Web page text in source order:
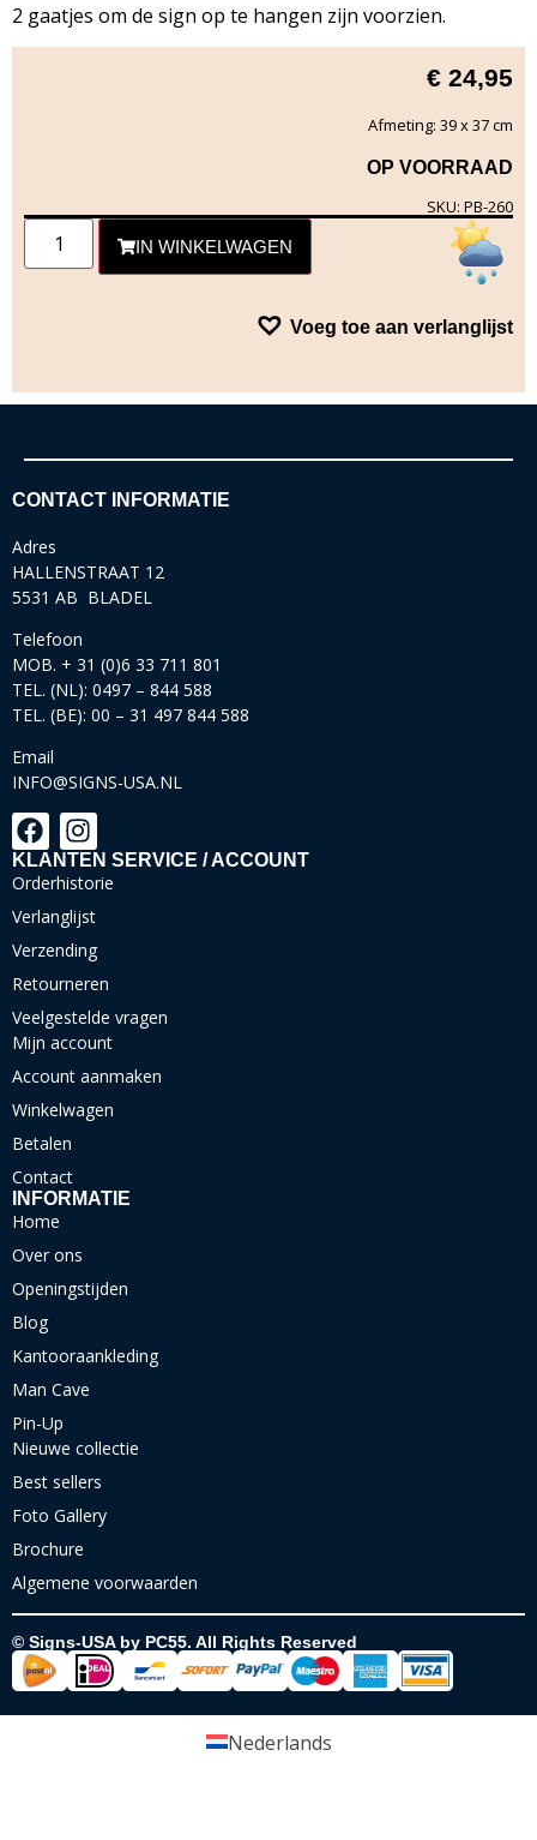
2 gaatjes om de sign op te hangen zijn voorzien.
€ 24,95
Afmeting: 39 x 37 cm
OP VOORRAAD
SKU: PB-260
IN WINKELWAGEN
Voeg toe aan verlanglijst
CONTACT INFORMATIE
Adres
HALLENSTRAAT 12
5531 AB BLADEL
Telefoon
MOB. + 31 (0)6 33 711 801
TEL. (NL): 0497 – 844 588
TEL. (BE): 00 – 31 497 844 588
Email
INFO@SIGNS-USA.NL
KLANTEN SERVICE / ACCOUNT
Orderhistorie
Verlanglijst
Verzending
Retourneren
Veelgestelde vragen
Mijn account
Account aanmaken
Winkelwagen
Betalen
Contact
INFORMATIE
Home
Over ons
Openingstijden
Blog
Kantooraankleding
Man Cave
Pin-Up
Nieuwe collectie
Best sellers
Foto Gallery
Brochure
Algemene voorwaarden
© Signs-USA by PC55. All Rights Reserved
Nederlands